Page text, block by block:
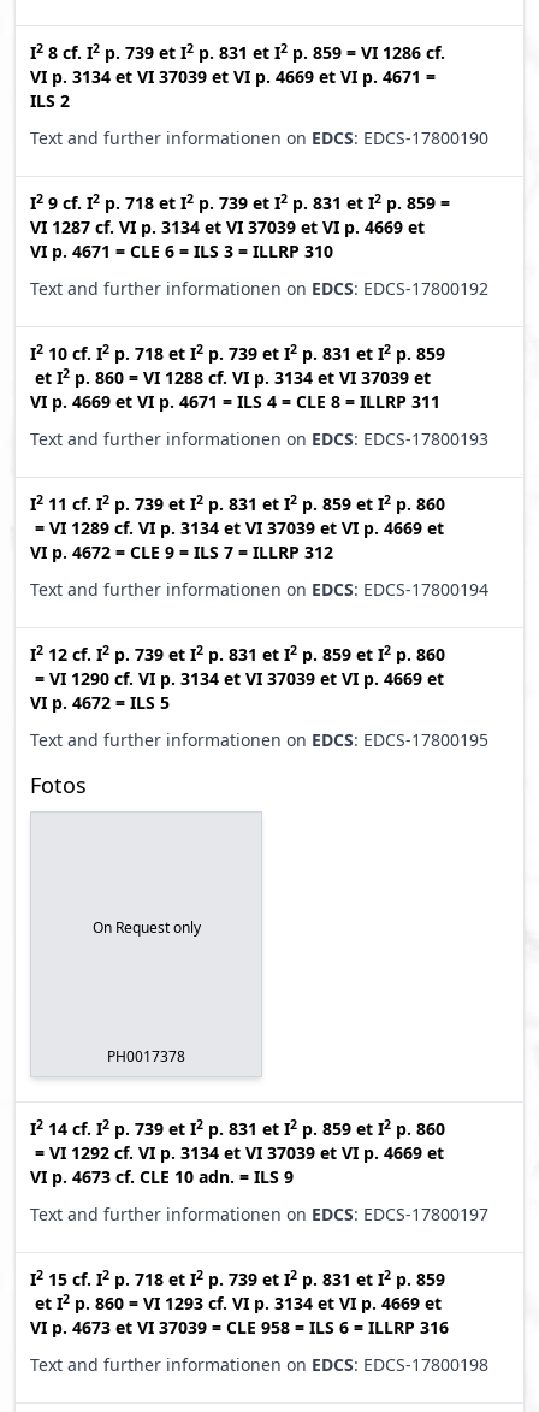
I2 8 cf. I2 p. 739 et I2 p. 831 et I2 p. 859 = VI 1286 cf.
VI p. 3134 et VI 37039 et VI p. 4669 et VI p. 4671 =
ILS 2
Text and further informationen on EDCS: EDCS-17800190
I2 9 cf. I2 p. 718 et I2 p. 739 et I2 p. 831 et I2 p. 859 =
VI 1287 cf. VI p. 3134 et VI 37039 et VI p. 4669 et
VI p. 4671 = CLE 6 = ILS 3 = ILLRP 310
Text and further informationen on EDCS: EDCS-17800192
I2 10 cf. I2 p. 718 et I2 p. 739 et I2 p. 831 et I2 p. 859
et I2 p. 860 = VI 1288 cf. VI p. 3134 et VI 37039 et
VI p. 4669 et VI p. 4671 = ILS 4 = CLE 8 = ILLRP 311
Text and further informationen on EDCS: EDCS-17800193
I2 11 cf. I2 p. 739 et I2 p. 831 et I2 p. 859 et I2 p. 860
= VI 1289 cf. VI p. 3134 et VI 37039 et VI p. 4669 et
VI p. 4672 = CLE 9 = ILS 7 = ILLRP 312
Text and further informationen on EDCS: EDCS-17800194
I2 12 cf. I2 p. 739 et I2 p. 831 et I2 p. 859 et I2 p. 860
= VI 1290 cf. VI p. 3134 et VI 37039 et VI p. 4669 et
VI p. 4672 = ILS 5
Text and further informationen on EDCS: EDCS-17800195
Fotos
On Request only
PH0017378
I2 14 cf. I2 p. 739 et I2 p. 831 et I2 p. 859 et I2 p. 860
= VI 1292 cf. VI p. 3134 et VI 37039 et VI p. 4669 et
VI p. 4673 cf. CLE 10 adn. = ILS 9
Text and further informationen on EDCS: EDCS-17800197
I2 15 cf. I2 p. 718 et I2 p. 739 et I2 p. 831 et I2 p. 859
et I2 p. 860 = VI 1293 cf. VI p. 3134 et VI p. 4669 et
VI p. 4673 et VI 37039 = CLE 958 = ILS 6 = ILLRP 316
Text and further informationen on EDCS: EDCS-17800198